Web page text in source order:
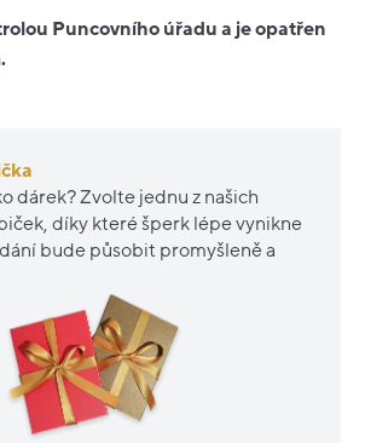
Puncovního úřadu a je opatřen
dárek? Zvolte jednu z našich
díky které šperk lépe vynikne
bude působit promyšleně a